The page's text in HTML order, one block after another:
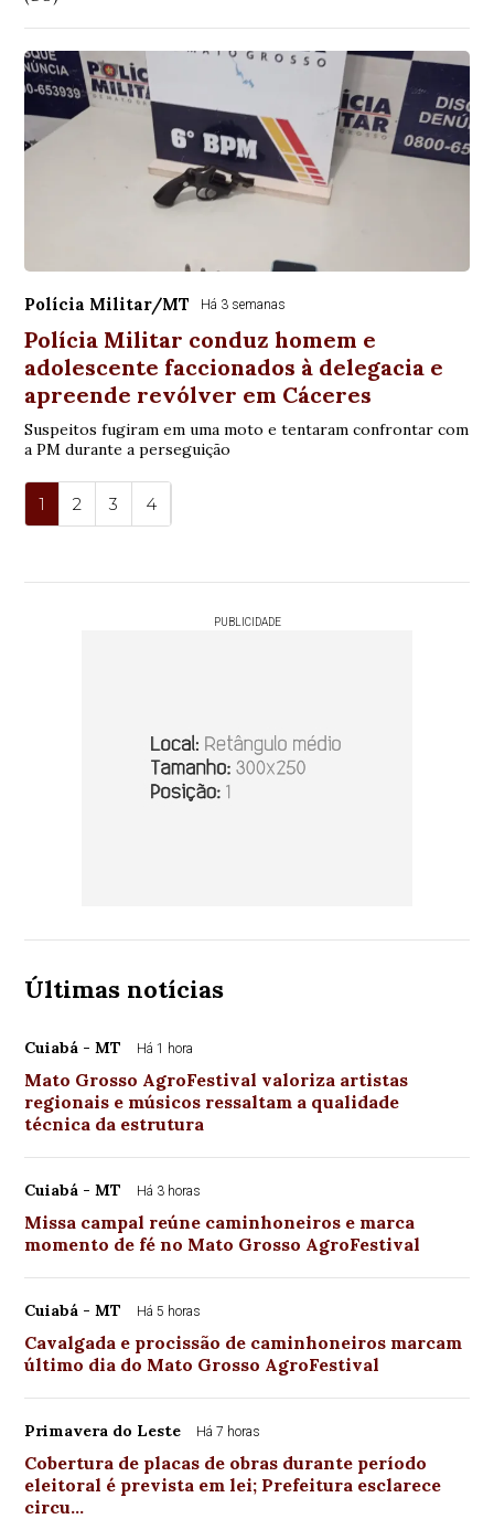
Polícia Militar/MT Há 3 semanas
Polícia Militar conduz homem e
adolescente faccionados à delegacia e
apreende revólver em Cáceres
Suspeitos fugiram em uma moto e tentaram confrontar com
a PM durante a perseguição
1 2 3 4
PUBLICIDADE
Últimas notícias
Cuiabá - MT Há 1 hora
Mato Grosso AgroFestival valoriza artistas
regionais e músicos ressaltam a qualidade
técnica da estrutura
Cuiabá - MT Há 3 horas
Missa campal reúne caminhoneiros e marca
momento de fé no Mato Grosso AgroFestival
Cuiabá - MT Há 5 horas
Cavalgada e procissão de caminhoneiros marcam
último dia do Mato Grosso AgroFestival
Primavera do Leste Há 7 horas
Cobertura de placas de obras durante período
eleitoral é prevista em lei; Prefeitura esclarece
circu…